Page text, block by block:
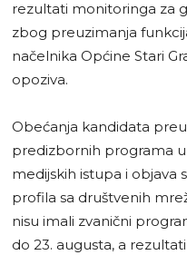
rezultati monitoringa za
zbog preuzimanja
načelnika Općine Stari
opoziva.
Obećanja kandidata
predizbornih programa
medijskih istupa i objava
profila sa društvenih
nisu imali zvanični
do 23. augusta, a